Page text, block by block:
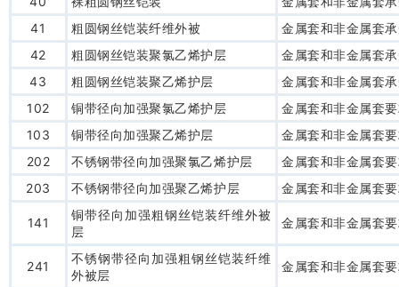
41
粗圆钢丝铠装纤维外被
金属套和非金属套
42
粗圆钢丝铠装聚氯乙烯护层
金属套和非金属套
43
粗圆钢丝铠装聚乙烯护层
金属套和非金属套
102
铜带径向加强聚氯乙烯护层
金属套和非金属套
103
铜带径向加强聚乙烯护层
金属套和非金属套
202
不锈钢带径向加强聚氯乙烯护层
金属套和非金属套
203
不锈钢带径向加强聚乙烯护层 金属套和非金属套
141
铜带径向加强粗钢丝铠装纤维外被
层
金属套和非金属套
241
不锈钢带径向加强粗钢丝铠装纤维
外被层
金属套和非金属套